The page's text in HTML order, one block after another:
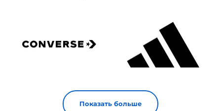
Показать больше